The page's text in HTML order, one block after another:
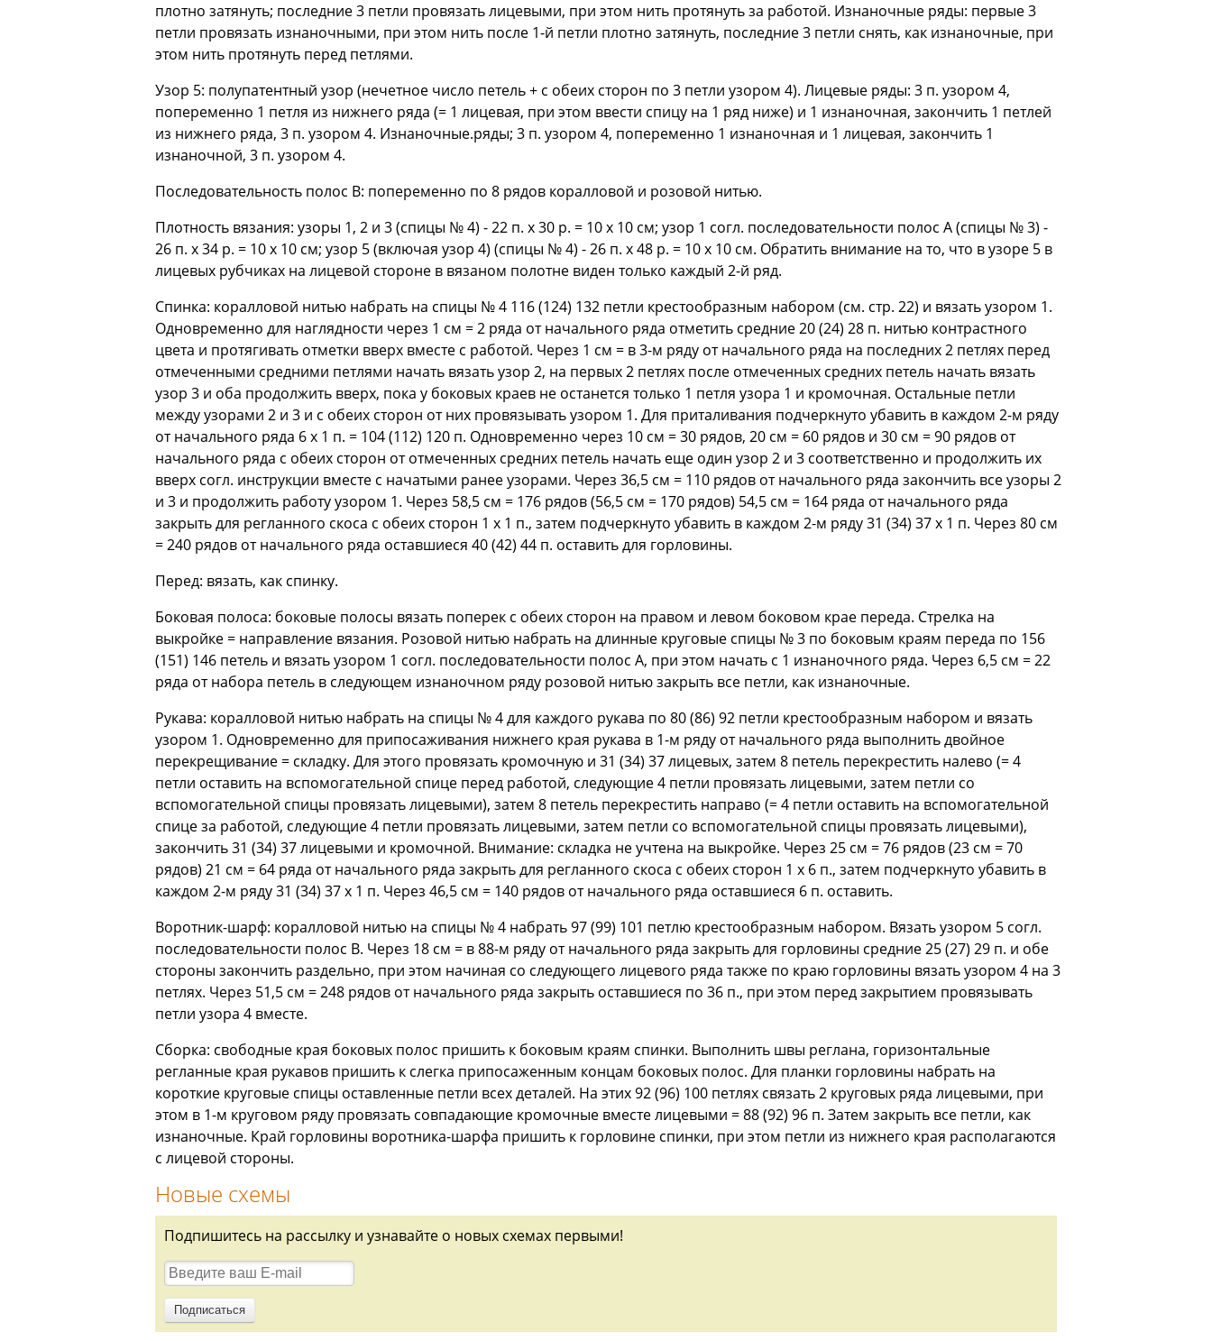
плотно затянуть; последние 3 петли провязать лицевыми, при этом нить протянуть за работой. Изнаночные ряды: первые 3
петли провязать изнаночными, при этом нить после 1-й петли плотно затянуть, последние 3 петли снять, как изнаночные, при
этом нить протянуть перед петлями.
Узор 5: полупатентный узор (нечетное число петель + с обеих сторон по 3 петли узором 4). Лицевые ряды: 3 п. узором 4,
попеременно 1 петля из нижнего ряда (= 1 лицевая, при этом ввести спицу на 1 ряд ниже) и 1 изнаночная, закончить 1 петлей
из нижнего ряда, 3 п. узором 4. Изнаночные.ряды; 3 п. узором 4, попеременно 1 изнаночная и 1 лицевая, закончить 1
изнаночной, 3 п. узором 4.
Последовательность полос B: попеременно по 8 рядов коралловой и розовой нитью.
Плотность вязания: узоры 1, 2 и 3 (спицы № 4) - 22 п. х 30 р. = 10 x 10 см; узор 1 согл. последовательности полос A (спицы № 3) -
26 п. х 34 р. = 10 x 10 см; узор 5 (включая узор 4) (спицы № 4) - 26 п. х 48 р. = 10 x 10 см. Обратить внимание на то, что в узоре 5 в
лицевых рубчиках на лицевой стороне в вязаном полотне виден только каждый 2-й ряд.
Спинка: коралловой нитью набрать на спицы № 4 116 (124) 132 петли крестообразным набором (см. стр. 22) и вязать узором 1.
Одновременно для наглядности через 1 см = 2 ряда от начального ряда отметить средние 20 (24) 28 п. нитью контрастного
цвета и протягивать отметки вверх вместе с работой. Через 1 см = в 3-м ряду от начального ряда на последних 2 петлях перед
отмеченными средними петлями начать вязать узор 2, на первых 2 петлях после отмеченных средних петель начать вязать
узор 3 и оба продолжить вверх, пока у боковых краев не останется только 1 петля узора 1 и кромочная. Остальные петли
между узорами 2 и 3 и с обеих сторон от них провязывать узором 1. Для приталивания подчеркнуто убавить в каждом 2-м ряду
от начального ряда 6 x 1 п. = 104 (112) 120 п. Одновременно через 10 см = 30 рядов, 20 см = 60 рядов и 30 см = 90 рядов от
начального ряда с обеих сторон от отмеченных средних петель начать еще один узор 2 и 3 соответственно и продолжить их
вверх согл. инструкции вместе с начатыми ранее узорами. Через 36,5 см = 110 рядов от начального ряда закончить все узоры 2
и 3 и продолжить работу узором 1. Через 58,5 см = 176 рядов (56,5 см = 170 рядов) 54,5 см = 164 ряда от начального ряда
закрыть для регланного скоса с обеих сторон 1 x 1 п., затем подчеркнуто убавить в каждом 2-м ряду 31 (34) 37 x 1 п. Через 80 см
= 240 рядов от начального ряда оставшиеся 40 (42) 44 п. оставить для горловины.
Перед: вязать, как спинку.
Боковая полоса: боковые полосы вязать поперек с обеих сторон на правом и левом боковом крае переда. Стрелка на
выкройке = направление вязания. Розовой нитью набрать на длинные круговые спицы № 3 по боковым краям переда по 156
(151) 146 петель и вязать узором 1 согл. последовательности полос A, при этом начать с 1 изнаночного ряда. Через 6,5 см = 22
ряда от набора петель в следующем изнаночном ряду розовой нитью закрыть все петли, как изнаночные.
Рукава: коралловой нитью набрать на спицы № 4 для каждого рукава по 80 (86) 92 петли крестообразным набором и вязать
узором 1. Одновременно для припосаживания нижнего края рукава в 1-м ряду от начального ряда выполнить двойное
перекрещивание = складку. Для этого провязать кромочную и 31 (34) 37 лицевых, затем 8 петель перекрестить налево (= 4
петли оставить на вспомогательной спице перед работой, следующие 4 петли провязать лицевыми, затем петли со
вспомогательной спицы провязать лицевыми), затем 8 петель перекрестить направо (= 4 петли оставить на вспомогательной
спице за работой, следующие 4 петли провязать лицевыми, затем петли со вспомогательной спицы провязать лицевыми),
закончить 31 (34) 37 лицевыми и кромочной. Внимание: складка не учтена на выкройке. Через 25 см = 76 рядов (23 см = 70
рядов) 21 см = 64 ряда от начального ряда закрыть для регланного скоса с обеих сторон 1 x 6 п., затем подчеркнуто убавить в
каждом 2-м ряду 31 (34) 37 x 1 п. Через 46,5 см = 140 рядов от начального ряда оставшиеся 6 п. оставить.
Воротник-шарф: коралловой нитью на спицы № 4 набрать 97 (99) 101 петлю крестообразным набором. Вязать узором 5 согл.
последовательности полос B. Через 18 см = в 88-м ряду от начального ряда закрыть для горловины средние 25 (27) 29 п. и обе
стороны закончить раздельно, при этом начиная со следующего лицевого ряда также по краю горловины вязать узором 4 на 3
петлях. Через 51,5 см = 248 рядов от начального ряда закрыть оставшиеся по 36 п., при этом перед закрытием провязывать
петли узора 4 вместе.
Сборка: свободные края боковых полос пришить к боковым краям спинки. Выполнить швы реглана, горизонтальные
регланные края рукавов пришить к слегка припосаженным концам боковых полос. Для планки горловины набрать на
короткие круговые спицы оставленные петли всех деталей. На этих 92 (96) 100 петлях связать 2 круговых ряда лицевыми, при
этом в 1-м круговом ряду провязать совпадающие кромочные вместе лицевыми = 88 (92) 96 п. Затем закрыть все петли, как
изнаночные. Край горловины воротника-шарфа пришить к горловине спинки, при этом петли из нижнего края располагаются
с лицевой стороны.
Новые схемы
Подпишитесь на рассылку и узнавайте о новых схемах первыми!